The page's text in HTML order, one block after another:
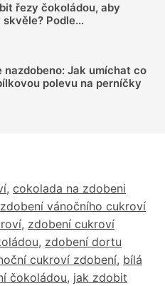
řezy čokoládou, aby
Podle
nazdobeno: Jak umíchat co
polevu na perníčky
, cokolada na zdobeni
zdobení vánočního cukroví
, zdobení cukroví
, zdobení dortu
cukroví zdobení, bílá
čokoládou, jak zdobit